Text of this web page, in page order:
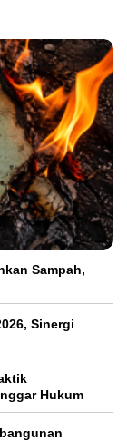
Sampah,
Sinergi
Hukum